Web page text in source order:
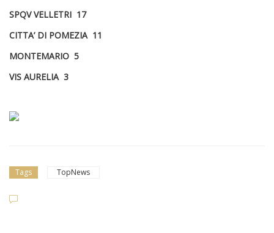
SPQV VELLETRI 17
CITTA’ DI POMEZIA 11
MONTEMARIO 5
VIS AURELIA 3
Tags TopNews